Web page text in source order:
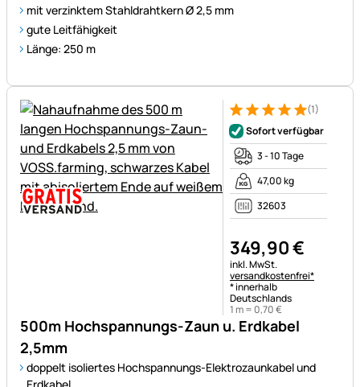
mit verzinktem Stahldrahtkern Ø 2,5 mm
gute Leitfähigkeit
Länge: 250 m
500m Hochspannungs-Zaun u. Erdkabel
2,5mm
doppelt isoliertes Hochspannungs-Elektrozaunkabel und
Bewertung: 5 von 5 (1
1 Bewertung
(1)
Sofort verfügbar
3 - 10 Tage
47,00 kg
32603
349,90€
Steuerhinweis:
inkl. MwSt.
versandkostenfrei*
* innerhalb
Deutschlands
1 m = 0,70€